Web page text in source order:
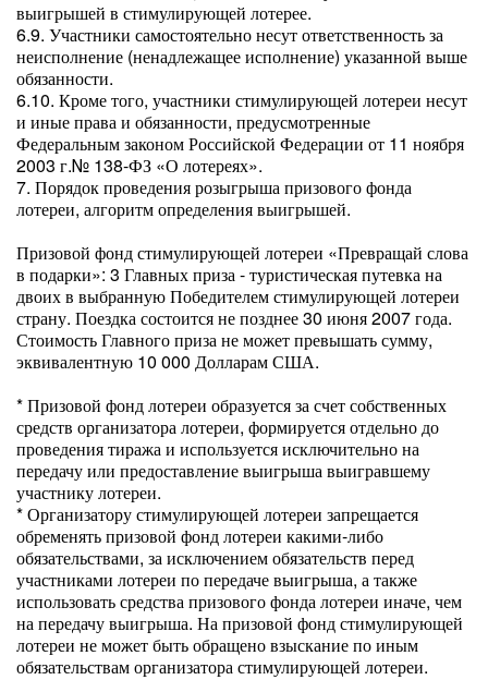
выигрышей в стимулирующей лотерее.
6.9. Участники самостоятельно несут ответственность за
неисполнение (ненадлежащее исполнение) указанной выше
обязанности.
6.10. Кроме того, участники стимулирующей лотереи несут
и иные права и обязанности, предусмотренные
Федеральным законом Российской Федерации от 11 ноября
2003 г.№ 138-ФЗ «О лотереях».
7. Порядок проведения розыгрыша призового фонда
лотереи, алгоритм определения выигрышей.
Призовой фонд стимулирующей лотереи «Превращай слова
в подарки»: 3 Главных приза - туристическая путевка на
двоих в выбранную Победителем стимулирующей лотереи
страну. Поездка состоится не позднее 30 июня 2007 года.
Стоимость Главного приза не может превышать сумму,
эквивалентную 10 000 Долларам США.
* Призовой фонд лотереи образуется за счет собственных
средств организатора лотереи, формируется отдельно до
проведения тиража и используется исключительно на
передачу или предоставление выигрыша выигравшему
участнику лотереи.
* Организатору стимулирующей лотереи запрещается
обременять призовой фонд лотереи какими-либо
обязательствами, за исключением обязательств перед
участниками лотереи по передаче выигрыша, а также
использовать средства призового фонда лотереи иначе, чем
на передачу выигрыша. На призовой фонд стимулирующей
лотереи не может быть обращено взыскание по иным
обязательствам организатора стимулирующей лотереи.